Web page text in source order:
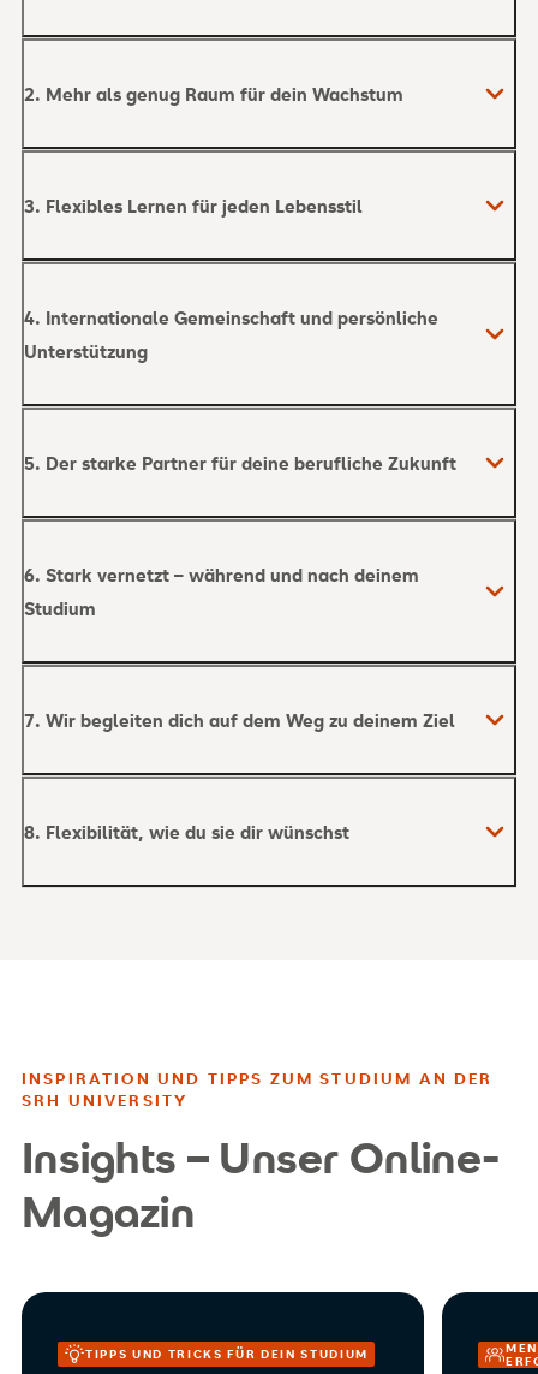
2. Mehr als genug Raum für dein Wachstum
3. Flexibles Lernen für jeden Lebensstil
4. Internationale Gemeinschaft und persönliche
Unterstützung
5. Der starke Partner für deine berufliche Zukunft
6. Stark vernetzt – während und nach deinem
Studium
7. Wir begleiten dich auf dem Weg zu deinem Ziel
8. Flexibilität, wie du sie dir wünschst
INSPIRATION UND TIPPS ZUM STUDIUM AN DER
SRH UNIVERSITY
Insights – Unser Online-
Magazin
TIPPS UND TRICKS FÜR DEIN STUDIUM